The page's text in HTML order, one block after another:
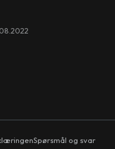
Spørsmål og svar